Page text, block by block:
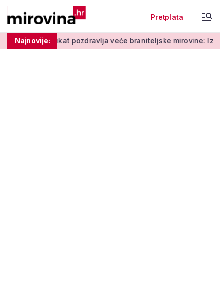
Pretplata
Najnovije:
sindikat pozdravlja veće braniteljske mirovine: Iz